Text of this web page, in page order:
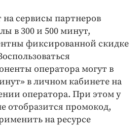
сервисы партнеров
в 300 и 500 минут,
фиксированной скидке
оператора могут в
в личном кабинете на
оператора. При этом у
отобразится промокод,
на ресурсе